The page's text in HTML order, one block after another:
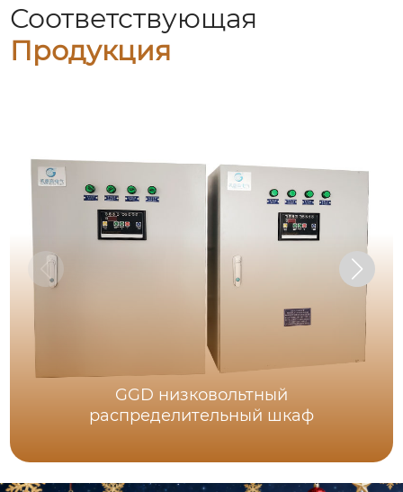
Соответствующая
Продукция
GGD низковольтный
распределительный шкаф